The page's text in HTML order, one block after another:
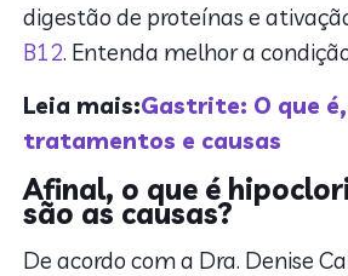
digestão de proteínas e
B12. Entenda melhor a
Leia mais:Gastrite: O que
tratamentos e causas
Afinal, o que é
são as causas?
De acordo com a Dra. Denise